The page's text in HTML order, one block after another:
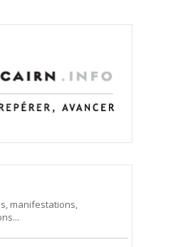
manifestations,